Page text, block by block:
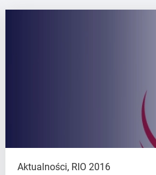
Aktualności, RIO 2016